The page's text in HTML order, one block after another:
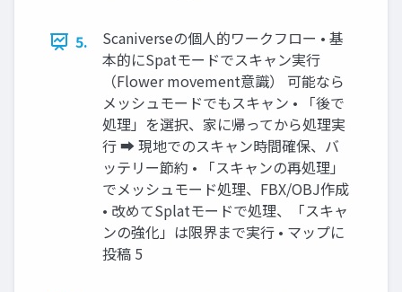
5.
Scaniverseの個人的ワークフロー • 基
本的にSpatモードでスキャン実行
（Flower movement意識） 可能なら
メッシュモードでもスキャン • 「後で
処理」を選択、家に帰ってから処理実
行 ➡ 現地でのスキャン時間確保、バ
ッテリー節約 • 「スキャンの再処理」
でメッシュモード処理、FBX/OBJ作成
• 改めてSplatモードで処理、「スキャ
ンの強化」は限界まで実行 • マップに
投稿 5